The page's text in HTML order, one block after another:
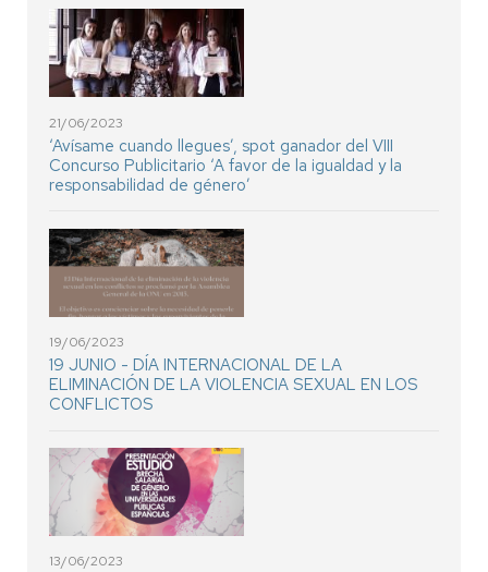
21/06/2023
‘Avísame cuando llegues’, spot ganador del VIII
Concurso Publicitario ‘A favor de la igualdad y la
responsabilidad de género’
19/06/2023
19 JUNIO - DÍA INTERNACIONAL DE LA
ELIMINACIÓN DE LA VIOLENCIA SEXUAL EN LOS
CONFLICTOS
13/06/2023